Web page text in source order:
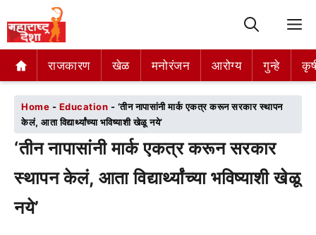
राजकारण खेळ मनोरंजन आरोग्य गुन्हे
राजकारण खेळ मनोरंजन आरोग्य गुन्हे
Home - Education - ‘तीन नापासांनी मार्क एकत्र करून सरकार स्थापन
केलं, आता विद्यार्थ्यांच्या भविष्याशी खेळू नये’
‘तीन नापासांनी मार्क एकत्र करून सरकार
स्थापन केलं, आता विद्यार्थ्यांच्या भविष्याशी खेळू
नये’